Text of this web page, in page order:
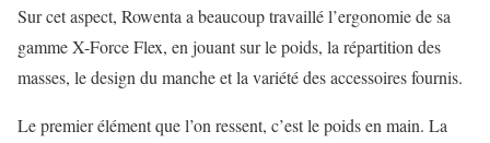
Sur cet aspect, Rowenta a beaucoup travaillé l’ergonomie de sa
gamme X-Force Flex, en jouant sur le poids, la répartition des
masses, le design du manche et la variété des accessoires fournis.
Le premier élément que l’on ressent, c’est le poids en main. La